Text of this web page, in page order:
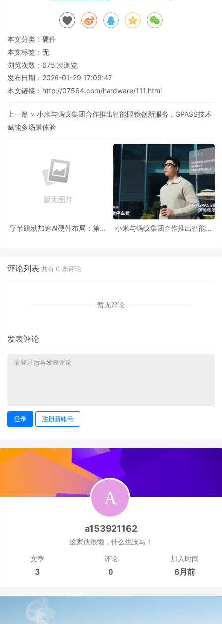
本文分类： 硬件
本文标签：无
浏览次数： 675 次浏览
发布日期：2026-01-29 17:09:47
本文链接： http://07564.com/hardware/111.html
上一篇 > 小米与蚂蚁集团合作推出智能眼镜创新服务，GPASS技术
赋能多场景体验
字节跳动加速AI硬件布局：第二
小米与蚂蚁集团合作推出智能眼
评论列表 共有 0 条评论
暂无评论
发表评论
登录 注册新账号
a153921162
这家伙很懒，什么也没写！
文章
3
评论
0
加入时间
6月前